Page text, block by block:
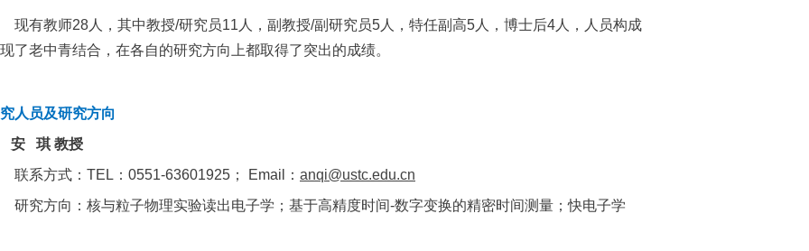
现有教师28人，其中教授/研究员11人，副教授/副研究员5人，特任副高5人，博士后4人，人员构成
了老中青结合，在各自的研究方向上都取得了突出的成绩。
人员及研究方向
安 琪 教授
联系方式：TEL：0551-63601925； Email： anqi@ustc.edu.cn
研究方向：核与粒子物理实验读出电子学；基于高精度时间-数字变换的精密时间测量；快电子学